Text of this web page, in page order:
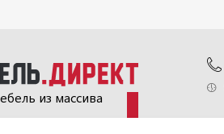
из массива